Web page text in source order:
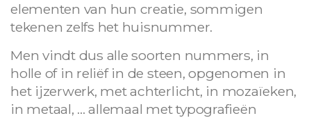
elementen van hun creatie, sommigen
tekenen zelfs het huisnummer.
Men vindt dus alle soorten nummers, in
holle of in reliëf in de steen, opgenomen in
het ijzerwerk, met achterlicht, in mozaïeken,
in metaal, ... allemaal met typografieën